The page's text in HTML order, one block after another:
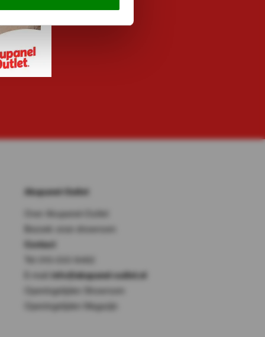
Akupanel-Outlet
Over Akupanel-Outlet
Contact
info@akupanel-outlet.nl
Openingstijden Showroom
Openingstijden Magazijn